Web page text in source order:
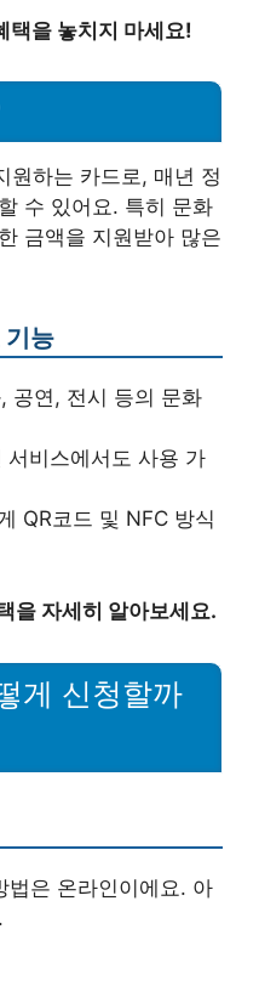
택을 놓치지 마세요!
원하는 카드로, 매년 정
수 있어요. 특히 문화
금액을 지원받아 많은
기능
공연, 전시 등의 문화
서비스에서도 사용 가
QR코드 및 NFC 방식
을 자세히 알아보세요.
게 신청할까
법은 온라인이에요. 아